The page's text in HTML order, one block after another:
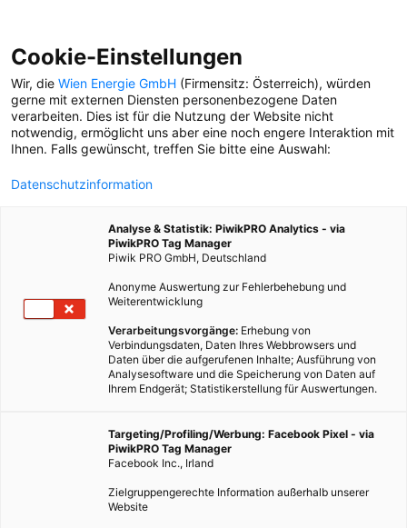
STROMMESSGERÄT
achtlos verbrauchen sollte.
Wo zahlt es sich aus, die
Gewohnheiten im Alltag zu
Der Selbstversuch in
Simmering. Martin, Martina
und Samuel testen ein
Strommessgerät.
Cookie-Einstellungen
Wir, die Wien Energie GmbH (Firmensitz: Österreich), würden
gerne mit externen Diensten personenbezogene Daten
verarbeiten. Dies ist für die Nutzung der Website nicht
notwendig, ermöglicht uns aber eine noch engere Interaktion mit
Ihnen. Falls gewünscht, treffen Sie bitte eine Auswahl:
Datenschutzinformation
Analyse & Statistik: PiwikPRO Analytics - via
PiwikPRO Tag Manager
Piwik PRO GmbH, Deutschland
Anonyme Auswertung zur Fehlerbehebung und
Weiterentwicklung
Verarbeitungsvorgänge: Erhebung von
Verbindungsdaten, Daten Ihres Webbrowsers und
Daten über die aufgerufenen Inhalte; Ausführung von
Analysesoftware und die Speicherung von Daten auf
Ihrem Endgerät; Statistikerstellung für Auswertungen.
Targeting/Profiling/Werbung: Facebook Pixel - via
PiwikPRO Tag Manager
Facebook Inc., Irland
Zielgruppengerechte Information außerhalb unserer
Website